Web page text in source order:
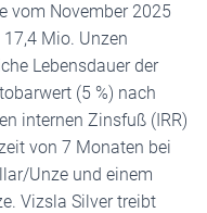
vom November 2025
Mio. Unzen
Lebensdauer der
(5 %) nach
internen Zinsfuß (IRR)
von 7 Monaten bei
Unze und einem
Vizsla Silver treibt